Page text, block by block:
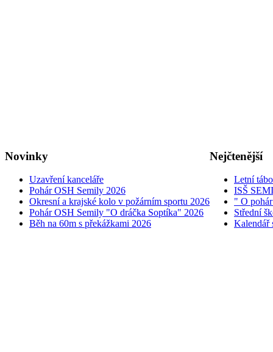
Novinky
Uzavření kanceláře
Pohár OSH Semily 2026
Okresní a krajské kolo v požárním sportu 2026
Pohár OSH Semily "O dráčka Soptíka" 2026
Běh na 60m s překážkami 2026
Nejčtenější
Letní
ISŠ
" O
Střední
Kalendář